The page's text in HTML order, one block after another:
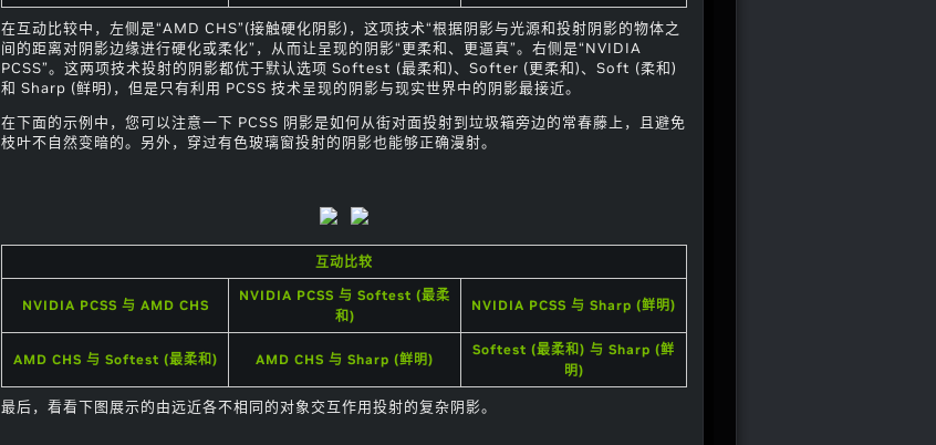
在互动比较中，左侧是“AMD CHS”(接触硬化阴影)，这项技术“根据阴影与光源和投射阴影的物体之
间的距离对阴影边缘进行硬化或柔化”，从而让呈现的阴影“更柔和、更逼真”。右侧是“NVIDIA
PCSS”。这两项技术投射的阴影都优于默认选项 Softest (最柔和)、Softer (更柔和)、Soft (柔和)
和 Sharp (鲜明)，但是只有利用 PCSS 技术呈现的阴影与现实世界中的阴影最接近。
在下面的示例中，您可以注意一下 PCSS 阴影是如何从街对面投射到垃圾箱旁边的常春藤上，且避免
枝叶不自然变暗的。另外，穿过有色玻璃窗投射的阴影也能够正确漫射。
互动比较
NVIDIA PCSS 与 AMD CHS
NVIDIA PCSS 与 Softest (最柔
和)
NVIDIA PCSS 与 Sharp (鲜明)
AMD CHS 与 Softest (最柔和) AMD CHS 与 Sharp (鲜明)
Softest (最柔和) 与 Sharp (鲜
明)
最后，看看下图展示的由远近各不相同的对象交互作用投射的复杂阴影。